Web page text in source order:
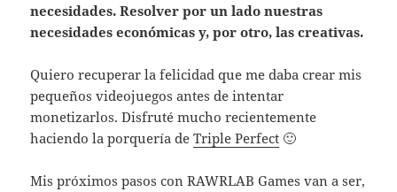
necesidades. Resolver por un lado nuestras
necesidades económicas y, por otro, las creativas.
Quiero recuperar la felicidad que me daba crear mis
pequeños videojuegos antes de intentar
monetizarlos. Disfruté mucho recientemente
haciendo la porquería deTriple Perfect 🙂
Mis próximos pasos con RAWRLAB Games van a ser,